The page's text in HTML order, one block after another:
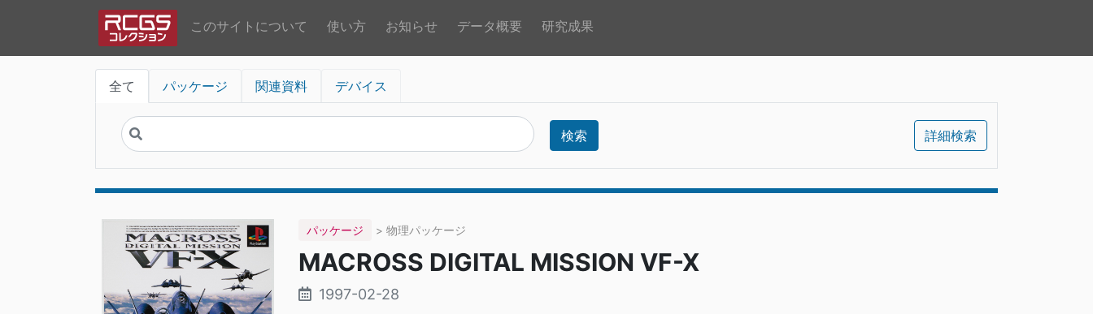
このサイトについて 使い方 お知らせ データ概要 研究成果
全て パッケージ 関連資料 デバイス
検索 詳細検索
パッケージ > 物理パッケージ
MACROSS DIGITAL MISSION VF-X
1997-02-28